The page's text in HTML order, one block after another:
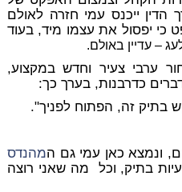
הדין ייכנס עמי חזרה לאולם
יפסול את עצמו מיד, בעוד
– עדיין באולם.
ערבי צעיר וחדש במקצוע,
כדרבנות, בערך כך:
בתיק זה, הפתוח לפניך".
ונמצא כאן עמי גם המהנדס
בתיק, וכל מה שאני רוצה